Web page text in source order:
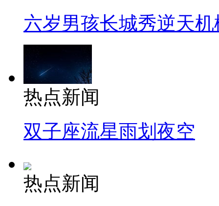
六岁男孩长城秀逆天机
热点新闻
双子座流星雨划夜空
热点新闻